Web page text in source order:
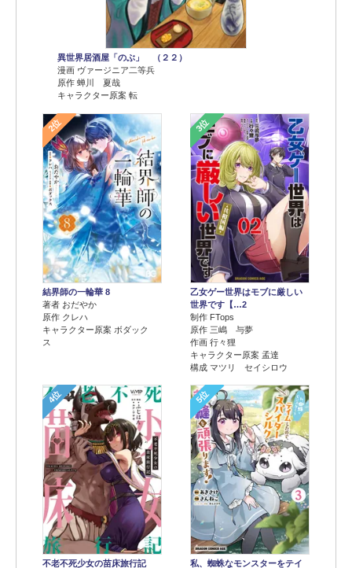
異世界居酒屋「のぶ」 （２２）
漫画 ヴァージニア二等兵
原作 蝉川 夏哉
キャラクター原案 転
2位
結界師の一輪華 8
著者 おだやか
原作 クレハ
キャラクター原案 ボダック
ス
3位
乙女ゲー世界はモブに厳しい
世界です【…2
制作 FTops
原作 三嶋 与夢
作画 行々狸
キャラクター原案 孟達
構成 マツリ セイシロウ
4位
不老不死少女の苗床旅行記
5位
私、蜘蛛なモンスターをテイ